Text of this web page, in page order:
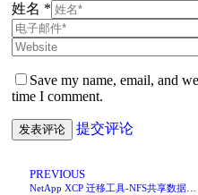
姓名 *
Save my name, email, and
time I comment.
提交评论
PREVIOUS